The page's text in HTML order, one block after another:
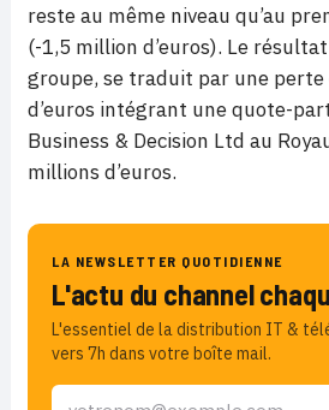
reste au même niveau qu’au
(-1,5 million d’euros). Le
groupe, se traduit par une perte
d’euros intégrant une quote-
Business & Decision Ltd au
millions d’euros.
LA NEWSLETTER QUOTIDIENNE
L'actu du channel
L'essentiel de la distribution IT &
vers 7h dans votre boîte mail.